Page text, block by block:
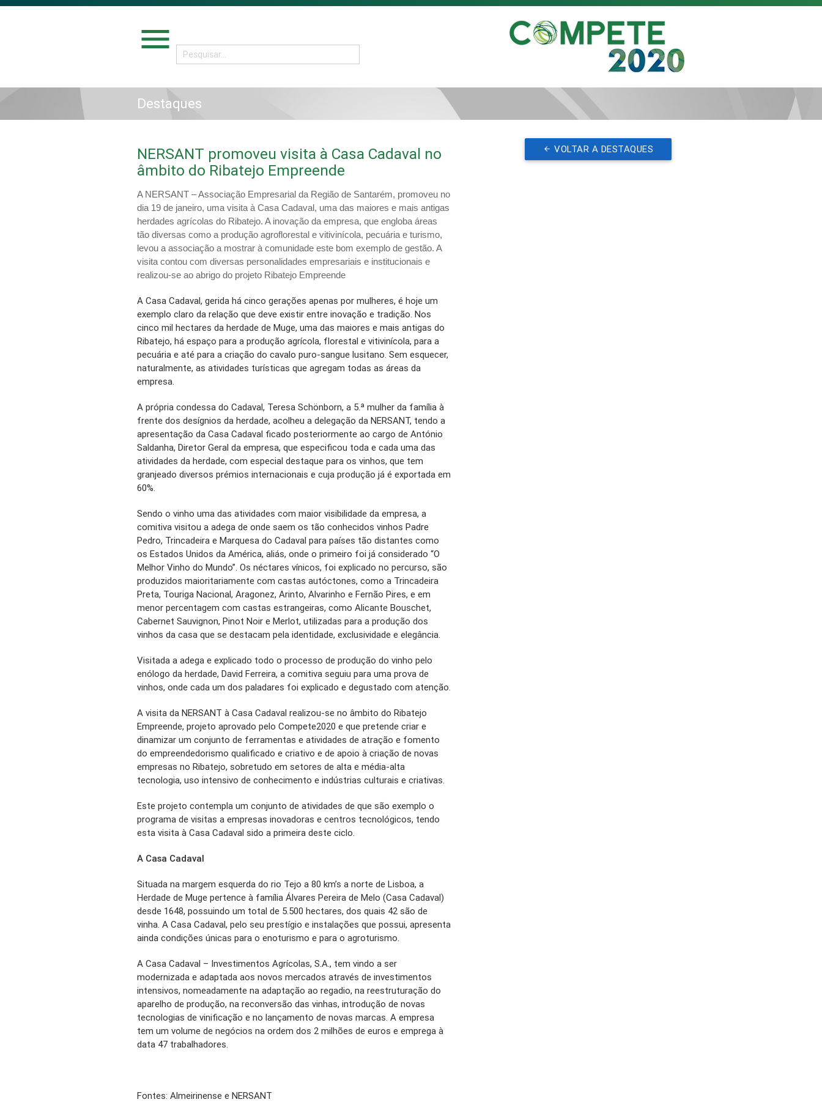
menu
Destaques
NERSANT promoveu visita à Casa Cadaval no
âmbito do Ribatejo Empreende
A NERSANT – Associação Empresarial da Região de Santarém, promoveu no
dia 19 de janeiro, uma visita à Casa Cadaval, uma das maiores e mais antigas
herdades agrícolas do Ribatejo. A inovação da empresa, que engloba áreas
tão diversas como a produção agroflorestal e vitivinícola, pecuária e turismo,
levou a associação a mostrar à comunidade este bom exemplo de gestão. A
visita contou com diversas personalidades empresariais e institucionais e
realizou-se ao abrigo do projeto Ribatejo Empreende
A Casa Cadaval, gerida há cinco gerações apenas por mulheres, é hoje um
exemplo claro da relação que deve existir entre inovação e tradição. Nos
cinco mil hectares da herdade de Muge, uma das maiores e mais antigas do
Ribatejo, há espaço para a produção agrícola, florestal e vitivinícola, para a
pecuária e até para a criação do cavalo puro-sangue lusitano. Sem esquecer,
naturalmente, as atividades turísticas que agregam todas as áreas da
empresa.
A própria condessa do Cadaval, Teresa Schönborn, a 5.ª mulher da família à
frente dos desígnios da herdade, acolheu a delegação da NERSANT, tendo a
apresentação da Casa Cadaval ficado posteriormente ao cargo de António
Saldanha, Diretor Geral da empresa, que especificou toda e cada uma das
atividades da herdade, com especial destaque para os vinhos, que tem
granjeado diversos prémios internacionais e cuja produção já é exportada em
60%.
Sendo o vinho uma das atividades com maior visibilidade da empresa, a
comitiva visitou a adega de onde saem os tão conhecidos vinhos Padre
Pedro, Trincadeira e Marquesa do Cadaval para países tão distantes como
os Estados Unidos da América, aliás, onde o primeiro foi já considerado “O
Melhor Vinho do Mundo”. Os néctares vínicos, foi explicado no percurso, são
produzidos maioritariamente com castas autóctones, como a Trincadeira
Preta, Touriga Nacional, Aragonez, Arinto, Alvarinho e Fernão Pires, e em
menor percentagem com castas estrangeiras, como Alicante Bouschet,
Cabernet Sauvignon, Pinot Noir e Merlot, utilizadas para a produção dos
vinhos da casa que se destacam pela identidade, exclusividade e elegância.
Visitada a adega e explicado todo o processo de produção do vinho pelo
enólogo da herdade, David Ferreira, a comitiva seguiu para uma prova de
vinhos, onde cada um dos paladares foi explicado e degustado com atenção.
A visita da NERSANT à Casa Cadaval realizou-se no âmbito do Ribatejo
Empreende, projeto aprovado pelo Compete2020 e que pretende criar e
dinamizar um conjunto de ferramentas e atividades de atração e fomento
do empreendedorismo qualificado e criativo e de apoio à criação de novas
empresas no Ribatejo, sobretudo em setores de alta e média-alta
tecnologia, uso intensivo de conhecimento e indústrias culturais e criativas.
Este projeto contempla um conjunto de atividades de que são exemplo o
programa de visitas a empresas inovadoras e centros tecnológicos, tendo
esta visita à Casa Cadaval sido a primeira deste ciclo.
A Casa Cadaval
Situada na margem esquerda do rio Tejo a 80 km’s a norte de Lisboa, a
Herdade de Muge pertence à família Álvares Pereira de Melo (Casa Cadaval)
desde 1648, possuindo um total de 5.500 hectares, dos quais 42 são de
vinha. A Casa Cadaval, pelo seu prestígio e instalações que possui, apresenta
ainda condições únicas para o enoturismo e para o agroturismo.
A Casa Cadaval – Investimentos Agrícolas, S.A., tem vindo a ser
modernizada e adaptada aos novos mercados através de investimentos
intensivos, nomeadamente na adaptação ao regadio, na reestruturação do
aparelho de produção, na reconversão das vinhas, introdução de novas
tecnologias de vinificação e no lançamento de novas marcas. A empresa
tem um volume de negócios na ordem dos 2 milhões de euros e emprega à
data 47 trabalhadores.
Fontes: Almeirinense e NERSANT
VOLTAR A DESTAQUES